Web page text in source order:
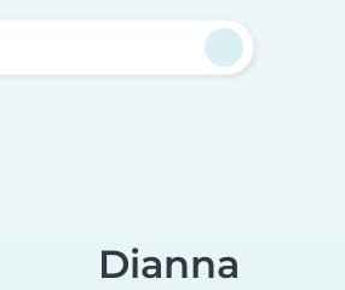
Dianna